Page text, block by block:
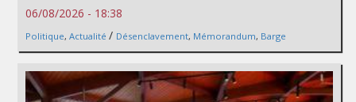
06/08/2026 - 18:38
Politique, Actualité / Désenclavement, Mémorandum, Barge